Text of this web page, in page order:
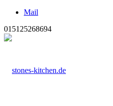
Mail
015125268694